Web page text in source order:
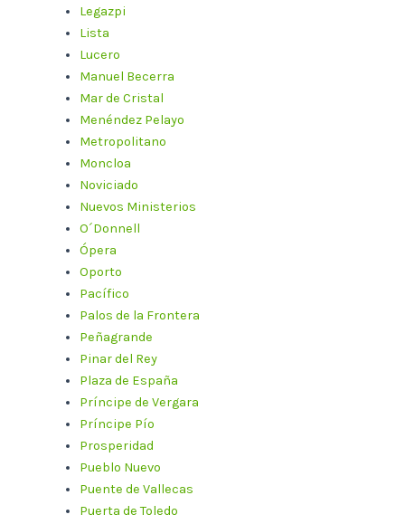
Legazpi
Lista
Lucero
Manuel Becerra
Mar de Cristal
Menéndez Pelayo
Metropolitano
Moncloa
Noviciado
Nuevos Ministerios
O´Donnell
Ópera
Oporto
Pacífico
Palos de la Frontera
Peñagrande
Pinar del Rey
Plaza de España
Príncipe de Vergara
Príncipe Pío
Prosperidad
Pueblo Nuevo
Puente de Vallecas
Puerta de Toledo